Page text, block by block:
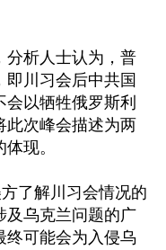
分析人士认为，普
川习会后中共国
以牺牲俄罗斯利
此次峰会描述为两
现。
了解川习会情况的
及乌克兰问题的广
终可能会为入侵乌